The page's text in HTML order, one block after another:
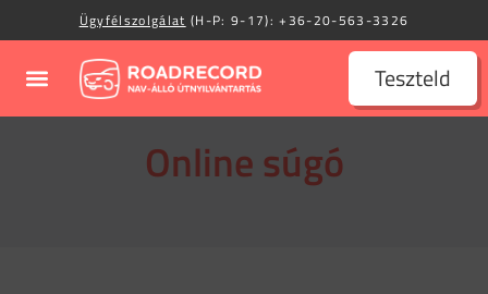
Ügyfélszolgálat (H-P: 9-17):+36-20-563-3326
Teszteld
Online súgó